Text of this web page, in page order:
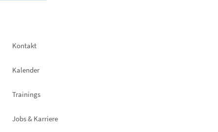
Footer
Kontakt
Kalender
Trainings
Jobs & Karriere